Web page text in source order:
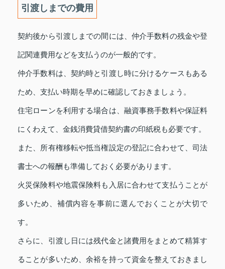
引渡しまでの費用
契約後から引渡しまでの間には、仲介手数料の残金や登
記関連費用などを支払うのが一般的です。
仲介手数料は、契約時と引渡し時に分けるケースもある
ため、支払い時期を早めに確認しておきましょう。
住宅ローンを利用する場合は、融資事務手数料や保証料
にくわえて、金銭消費貸借契約書の印紙税も必要です。
また、所有権移転や抵当権設定の登記に合わせて、司法
書士への報酬も準備しておく必要があります。
火災保険料や地震保険料も入居に合わせて支払うことが
多いため、補償内容を事前に選んでおくことが大切で
す。
さらに、引渡し日には残代金と諸費用をまとめて精算す
ることが多いため、余裕を持って資金を整えておきまし